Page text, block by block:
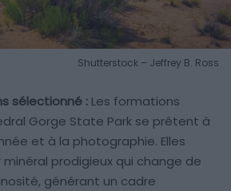
Shutterstock – Jeffrey B. Ross
sélectionné : Les formations
Gorge State Park se prêtent à
et à la photographie. Elles
minéral prodigieux qui change de
générant un cadre